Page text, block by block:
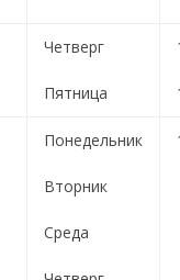
Четверг
Пятница
Понедельник
Вторник
Среда